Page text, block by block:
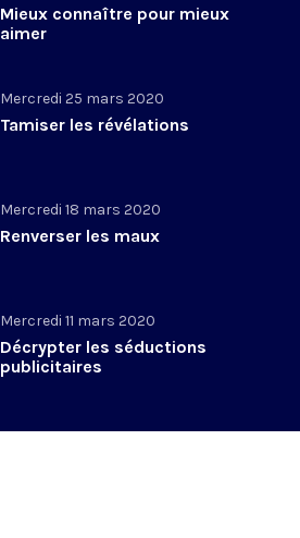
Mieux connaître pour mieux
aimer
Mercredi 25 mars 2020
Tamiser les révélations
Mercredi 18 mars 2020
Renverser les maux
Mercredi 11 mars 2020
Décrypter les séductions
publicitaires